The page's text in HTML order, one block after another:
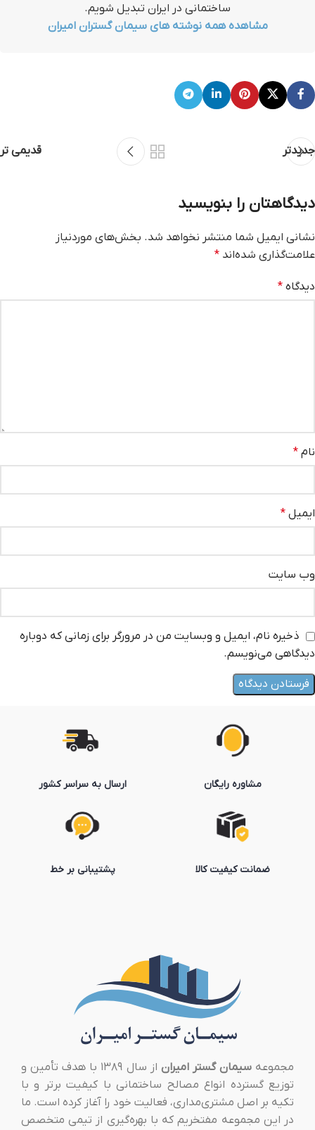
ساختمانی در ایران تبدیل شویم.
مشاهده همه نوشته های سیمان گستران امیران
جدیدتر قدیمی تر
دیدگاهتان را بنویسید
نشانی ایمیل شما منتشر نخواهد شد. بخش‌های موردنیاز
علامت‌گذاری شده‌اند *
دیدگاه *
نام *
ایمیل *
وب‌ سایت
ذخیره نام، ایمیل و وبسایت من در مرورگر برای زمانی که دوباره
دیدگاهی می‌نویسم.
مشاوره رایگان
ضمانت کیفیت کالا
ارسال به سراسر کشور
پشتیبانی بر خط
مجموعهسیمان گستر امیران
از سال ۱۳۸۹ با هدف تأمین و
توزیع گسترده انواع مصالح ساختمانی با کیفیت برتر و با
تکیه بر اصل مشتری‌مداری، فعالیت خود را آغاز کرده است. ما
در این مجموعه مفتخریم که با بهره‌گیری از تیمی متخصص